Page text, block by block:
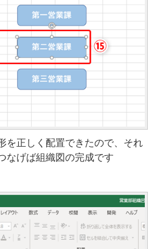
を正しく配置できたので、それ
なげば組織図の完成です